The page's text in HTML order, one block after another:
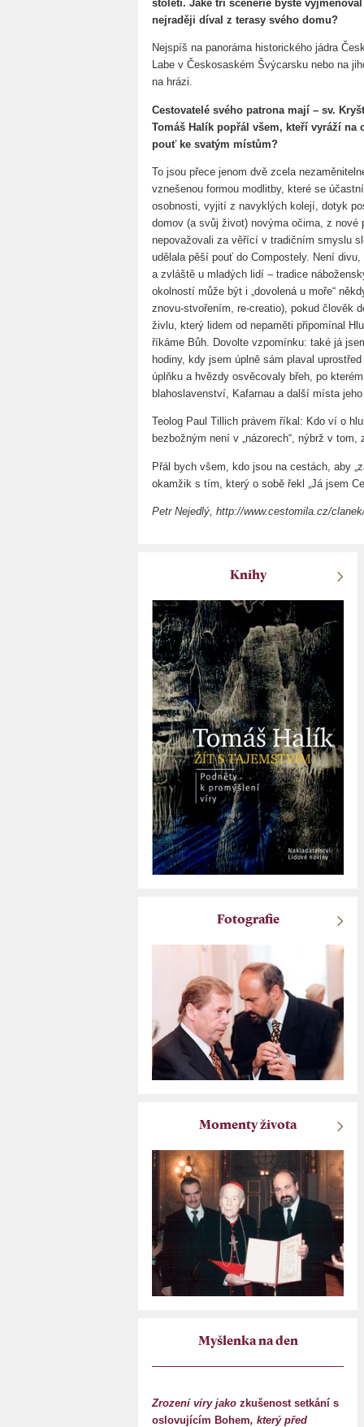
století. Jaké tři scenérie byste
nejraději díval z terasy svého domu?
Nejspíš na panoráma historického jádra
Labe v Českosaském Švýcarsku nebo na
na hrázi.
Cestovatelé svého patrona mají – sv.
Tomáš Halík popřál všem, kteří vyráží
pouť ke svatým místům?
To jsou přece jenom dvě zcela
vznešenou formou modlitby, které se
osobnosti, vyjití z navyklých kolejí, dotyk
domov (a svůj život) novýma očima, z
nepovažovali za věřící v tradičním smyslu
udělala pěší pouť do Compostely. Není
a zvláště u mladých lidí – tradice
okolností může být i „dovolená u moře“
znovu-stvořením, re-creatio), pokud člověk
živlu, který lidem od nepaměti připomínal
říkáme Bůh. Dovolte vzpomínku: také já
hodiny, kdy jsem úplně sám plaval
úplňku a hvězdy osvěcovaly břeh, po
blahoslavenství, Kafarnau a další místa
Teolog Paul Tillich právem říkal: Kdo ví o
bezbožným není v „názorech“, nýbrž v
Přál bych všem, kdo jsou na cestách, aby
okamžik s tím, který o sobě řekl „Já jsem
Petr Nejedlý, http://www.cestomila.cz/
Knihy
Fotografie
Momenty života
Myšlenka na den
Zrození víry jako zkušenost setkání s
oslovujícím Bohem, který před